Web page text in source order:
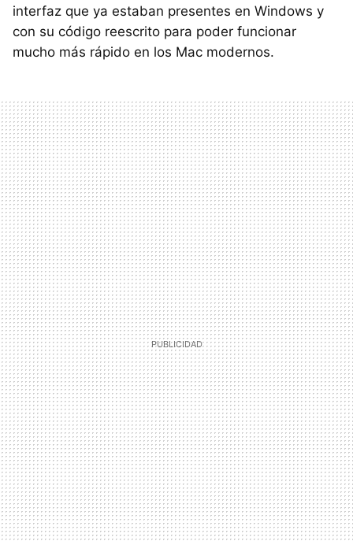
interfaz que ya estaban presentes en Windows y
con su código reescrito para poder funcionar
mucho más rápido en los Mac modernos.